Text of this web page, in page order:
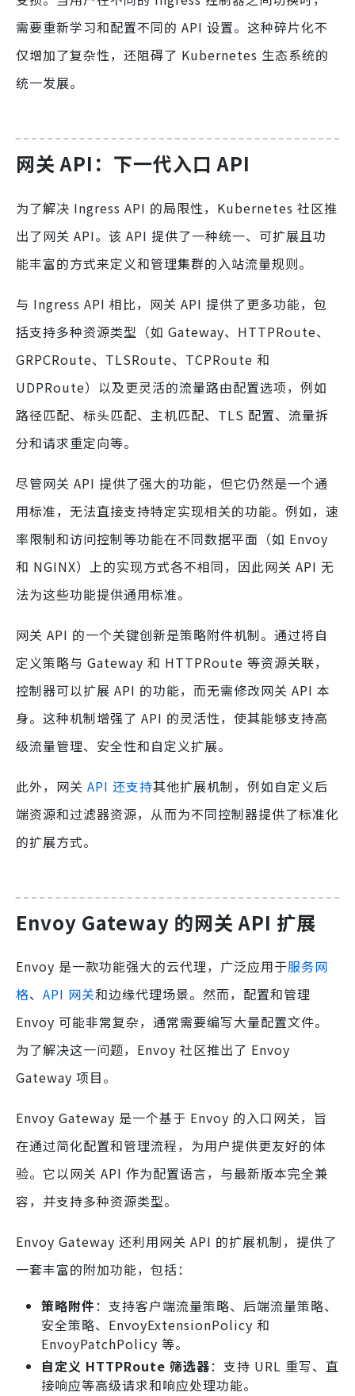
需要重新学习和配置不同的 API 设置。这种碎片化不
仅增加了复杂性，还阻碍了 Kubernetes 生态系统的
统一发展。
网关 API：下一代入口 API
为了解决 Ingress API 的局限性，Kubernetes 社区推
出了网关 API。该 API 提供了一种统一、可扩展且功
能丰富的方式来定义和管理集群的入站流量规则。
与 Ingress API 相比，网关 API 提供了更多功能，包
括支持多种资源类型（如 Gateway、HTTPRoute、
GRPCRoute、TLSRoute、TCPRoute 和
UDPRoute）以及更灵活的流量路由配置选项，例如
路径匹配、标头匹配、主机匹配、TLS 配置、流量拆
分和请求重定向等。
尽管网关 API 提供了强大的功能，但它仍然是一个通
用标准，无法直接支持特定实现相关的功能。例如，速
率限制和访问控制等功能在不同数据平面（如 Envoy
和 NGINX）上的实现方式各不相同，因此网关 API 无
法为这些功能提供通用标准。
网关 API 的一个关键创新是策略附件机制。通过将自
定义策略与 Gateway 和 HTTPRoute 等资源关联，
控制器可以扩展 API 的功能，而无需修改网关 API 本
身。这种机制增强了 API 的灵活性，使其能够支持高
级流量管理、安全性和自定义扩展。
此外，网关 API 还支持其他扩展机制，例如自定义后
端资源和过滤器资源，从而为不同控制器提供了标准化
的扩展方式。
Envoy Gateway 的网关 API 扩展
Envoy 是一款功能强大的云代理，广泛应用于服务网
格、 API 网关和边缘代理场景。然而，配置和管理
Envoy 可能非常复杂，通常需要编写大量配置文件。
为了解决这一问题，Envoy 社区推出了 Envoy
Gateway 项目。
Envoy Gateway 是一个基于 Envoy 的入口网关，旨
在通过简化配置和管理流程，为用户提供更友好的体
验。它以网关 API 作为配置语言，与最新版本完全兼
容，并支持多种资源类型。
Envoy Gateway 还利用网关 API 的扩展机制，提供了
一套丰富的附加功能，包括：
策略附件：支持客户端流量策略、后端流量策略、
安全策略、EnvoyExtensionPolicy 和
EnvoyPatchPolicy 等。
自定义 HTTPRoute 筛选器：支持 URL 重写、直
接响应等高级请求和响应处理功能。